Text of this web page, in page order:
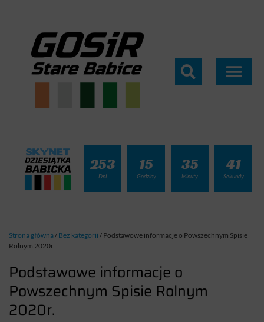
253
Dni
15
Godziny
35
Minuty
40
Sekundy
Strona główna/ Bez kategorii / Podstawowe informacje o Powszechnym Spisie
Rolnym 2020r.
Podstawowe informacje o
Powszechnym Spisie Rolnym
2020r.